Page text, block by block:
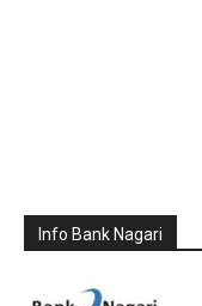
Info Bank Nagari